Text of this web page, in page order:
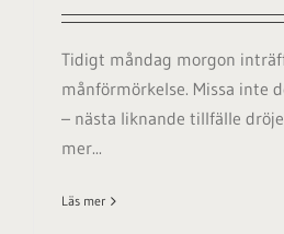
Tidigt måndag morgon
månförmörkelse. Missa inte
– nästa liknande tillfälle
mer...
Läs mer